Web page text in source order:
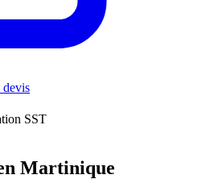
devis
SST
Martinique